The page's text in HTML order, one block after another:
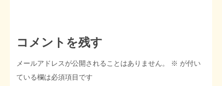
STOPインボイス作品集
たかの経世済民イラスト集
コメントを残す
メールアドレスが公開されることはありません。 ※ が付い
ている欄は必須項目です